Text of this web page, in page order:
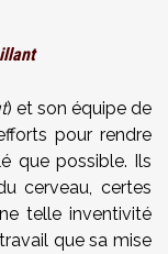
) et son équipe de
pour rendre
que possible. Ils
cerveau, certes
telle inventivité
que sa mise